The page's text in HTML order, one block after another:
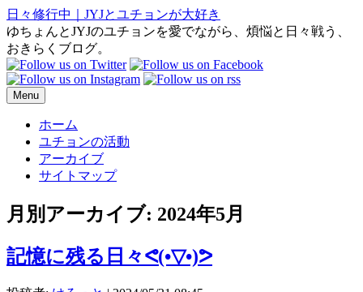
日々修行中｜JYJとユチョンが大好き
ゆちょんとJYJのユチョンを愛でながら、煩悩と日々戦う、
おきらくブログ。
Menu
ホーム
ユチョンの活動
アーカイブ
サイトマップ
月別アーカイブ: 2024年5月
記憶に残る日々ᕙ⁠(⁠•⁠▽⁠•⁠)⁠ᕗ